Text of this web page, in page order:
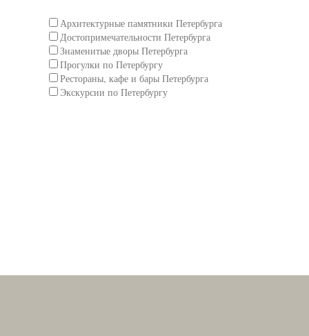
Архитектурные памятники Петербурга
Достопримечательности Петербурга
Знаменитые дворы Петербурга
Прогулки по Петербургу
Рестораны, кафе и бары Петербурга
Экскурсии по Петербургу